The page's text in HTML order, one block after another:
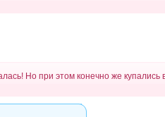
Но при этом конечно же купались